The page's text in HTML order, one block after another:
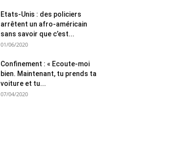
Etats-Unis : des policiers
arrêtent un afro-américain
sans savoir que c’est...
01/06/2020
Confinement : « Ecoute-moi
bien. Maintenant, tu prends ta
voiture et tu...
07/04/2020